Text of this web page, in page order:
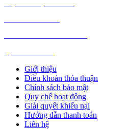
Giới thiệu
Điều khoản thỏa thuận
Chính sách bảo mật
Quy chế hoạt động
Giải quyết khiếu nại
Hướng dẫn thanh toán
Liên hệ